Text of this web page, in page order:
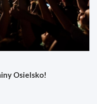
Osielsko!